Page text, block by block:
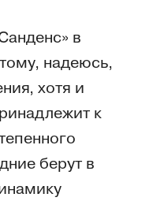
в
надеюсь,
хотя и
к
берут в